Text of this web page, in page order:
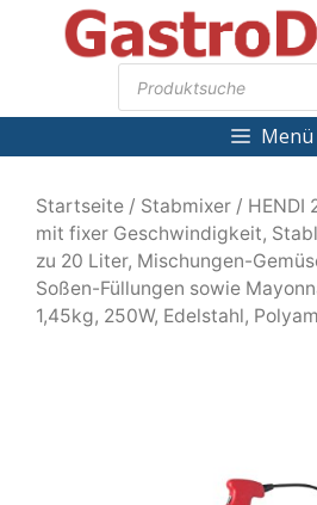
Products
search
Menü
Startseite / Stabmixer / HENDI
mit fixer Geschwindigkeit,
zu 20 Liter, Mischungen-
Soßen-Füllungen sowie
1,45kg, 250W, Edelstahl,